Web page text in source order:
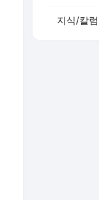
지식/칼럼